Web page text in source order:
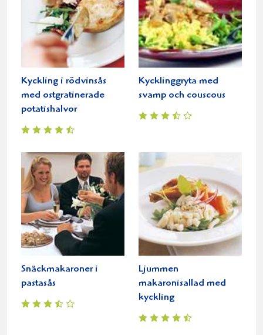
Kyckling i rödvinsås
med ostgratinerade
potatishalvor
Kycklinggryta med
svamp och couscous
Snäckmakaroner i
pastasås
Ljummen
makaronisallad med
kyckling